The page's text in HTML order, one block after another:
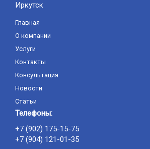
Иркутск
Главная
О компании
Услуги
Контакты
Консультация
Новости
Статьи
Телефоны:
+7 (902) 175-15-75
+7 (904) 121-01-35